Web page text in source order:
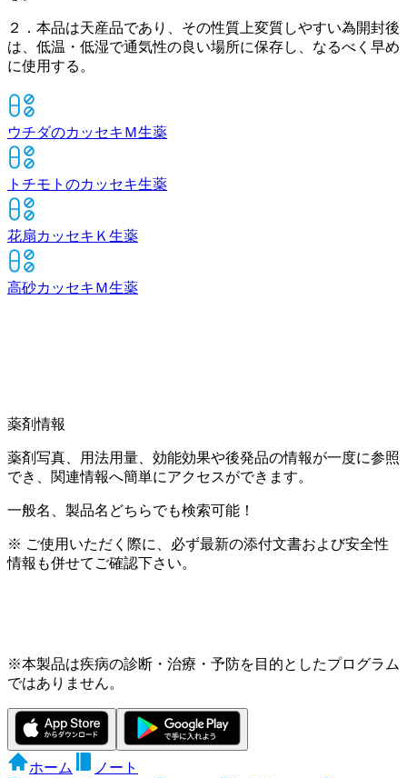
２．本品は天産品であり、その性質上変質しやすい為開封後
は、低温・低湿で通気性の良い場所に保存し、なるべく早め
に使用する。
ウチダのカッセキＭ生薬
トチモトのカッセキ生薬
花扇カッセキＫ 生薬
高砂カッセキＭ生薬
薬剤情報
薬剤写真、用法用量、効能効果や後発品の情報が一度に参照
でき、関連情報へ簡単にアクセスができます。
一般名、製品名どちらでも検索可能！
※ ご使用いただく際に、必ず最新の添付文書および安全性
情報も併せてご確認下さい。
※本製品は疾病の診断・治療・予防を目的としたプログラム
ではありません。
ホーム
ノート